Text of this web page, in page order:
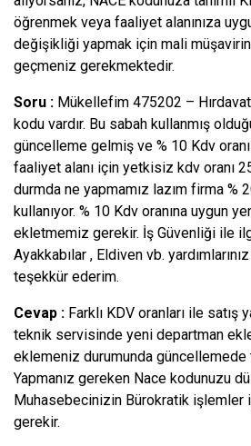
öğrenmek veya faaliyet alanınıza
değişikliği yapmak için mali
geçmeniz gerekmektedir.
Soru : Mükellefim 475202 –
kodu vardır. Bu sabah kullanmış
güncelleme gelmiş ve % 10 Kdv
faaliyet alanı için yetkisiz kdv oranı
durmda ne yapmamız lazım firma %
kullanıyor. % 10 Kdv oranına uygun
ekletmemiz gerekir. İş Güvenliği ile
Ayakkabılar , Eldiven vb.
teşekkür ederim.
Cevap : Farklı KDV oranları ile satış
teknik servisinde yeni departman
eklemeniz durumunda
Yapmanız gereken Nace kodunuzu
Muhasebecinizin Bürokratik işlemler
gerekir.